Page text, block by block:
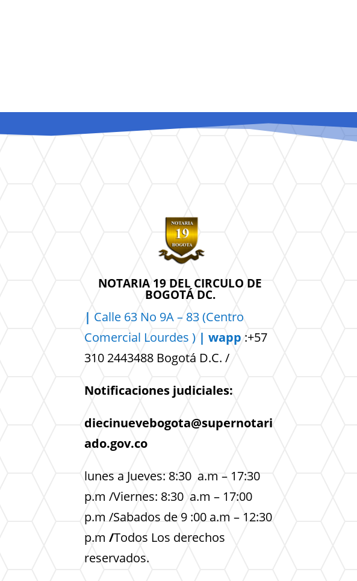
NOTARIA 19 DEL CIRCULO DE
BOGOTÁ DC.
| Calle 63 No 9A – 83 (Centro
Comercial Lourdes ) | wapp :+57
310 2443488 Bogotá D.C. /
Notificaciones judiciales:
diecinuevebogota@supernotari
ado.gov.co
lunes a Jueves: 8:30 a.m – 17:30
p.m /Viernes: 8:30 a.m – 17:00
p.m /Sabados de 9 :00 a.m – 12:30
p.m /Todos Los derechos
reservados.